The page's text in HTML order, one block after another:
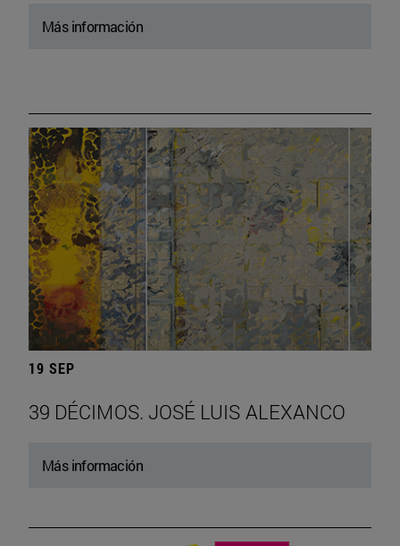
Más información
19 SEP
39 DÉCIMOS. JOSÉ LUIS ALEXANCO
Más información